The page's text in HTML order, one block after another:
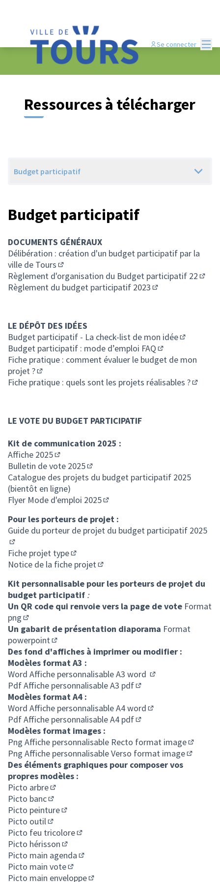
Se connecter
Ressources à télécharger
Budget participatif
Budget participatif
DOCUMENTS GÉNÉRAUX
Délibération : création d'un budget participatif par la
ville de Tours
(S'ouvre dans un nouvel onglet)
Règlement d'organisation du Budget participatif 22
Règlement du budget participatif 2023
LE DÉPÔT DES IDÉES
Budget participatif - La check-list de mon idée
Budget participatif : mode d’emploi FAQ
(S'ouvre dans
Fiche pratique : comment évaluer le budget de mon
projet ?
(S'ouvre dans un nouvel onglet)
Fiche pratique : quels sont les projets réalisables ?
LE VOTE DU BUDGET PARTICIPATIF
Kit de communication 2025 :
Affiche 2025
(S'ouvre dans un nouvel onglet)
Bulletin de vote 2025
(S'ouvre dans un nouvel onglet)
Catalogue des projets du budget participatif 2025
(bientôt en ligne)
Flyer Mode d'emploi 2025
Pour les porteurs de projet :
Guide du porteur de projet du budget participatif 2025
(S'ouvre dans un nouvel onglet)
Fiche projet type
(S'ouvre dans un nouvel onglet)
Notice de la fiche projet
Kit personnalisable pour les porteurs de projet du
budget participatif :
Un QR code qui renvoie vers la page de vote Format
png
(S'ouvre dans un nouvel onglet)
Un gabarit de présentation diaporama Format
powerpoint
(S'ouvre dans un nouvel onglet)
Des fond d'affiches à imprimer ou modifier :
Modèles format A3 :
Word Affiche personnalisable A3 word
PdfAffiche personnalisable A3 pdf
Modèles format A4 :
Word Affiche personnalisable A4 word
PdfAffiche personnalisable A4 pdf
Modèles format images :
Png Affiche personnalisable Recto format image
(S'ouvre
Png Affiche personnalisable Verso format image
Des éléments graphiques pour composer vos
propres modèles :
Picto arbre
(S'ouvre dans un nouvel onglet)
Picto banc
(S'ouvre dans un nouvel onglet)
Picto peinture
Picto outil
(S'ouvre dans un nouvel onglet)
Picto feu tricolore
Picto hérisson
(S'ouvre dans un nouvel onglet)
Picto main agenda
Picto main vote
(S'ouvre dans un nouvel onglet)
Picto main enveloppe